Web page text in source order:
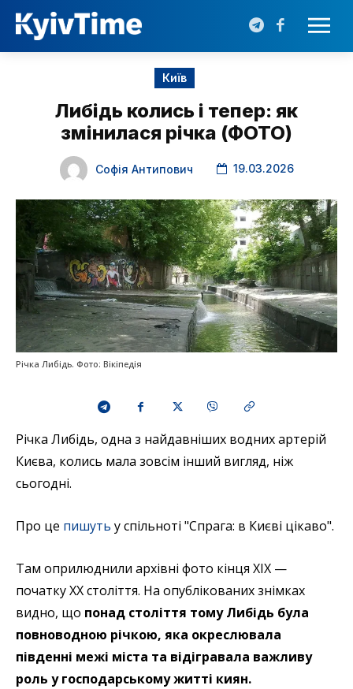
Київ
Либідь колись і тепер: як
змінилася річка (ФОТО)
Софія Антипович 19.03.2026
Річка Либідь. Фото: Вікіпедія
Річка Либідь, одна з найдавніших водних артерій
Києва, колись мала зовсім інший вигляд, ніж
сьогодні.
Про це пишуть у спільноті "Спрага: в Києві цікаво".
Там оприлюднили архівні фото кінця XIX —
початку XX століття. На опублікованих знімках
видно, що понад століття тому Либідь була
повноводною річкою, яка окреслювала
південні межі міста та відігравала важливу
роль у господарському житті киян.